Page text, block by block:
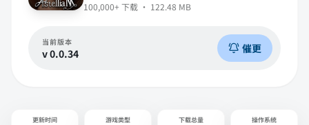
100,000+ 下载 · 122.48 MB
当前版本
v0.0.34 催更
更新时间 游戏类型 下载总量 操作系统